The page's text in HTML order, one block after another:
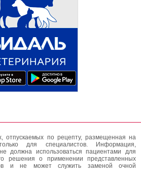
отпускаемых по рецепту, размещенная на
для специалистов. Информация,
должна использоваться пациентами для
решения о применении представленных
и не может служить заменой очной